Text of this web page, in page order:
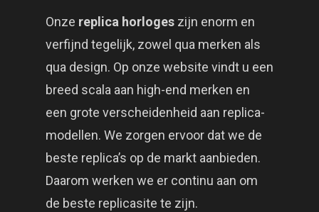
Onze replica horloges zijn enorm en
verfijnd tegelijk, zowel qua merken als
qua design. Op onze website vindt u een
breed scala aan high-end merken en
een grote verscheidenheid aan replica-
modellen. We zorgen ervoor dat we de
beste replica’s op de markt aanbieden.
Daarom werken we er continu aan om
de beste replicasite te zijn.